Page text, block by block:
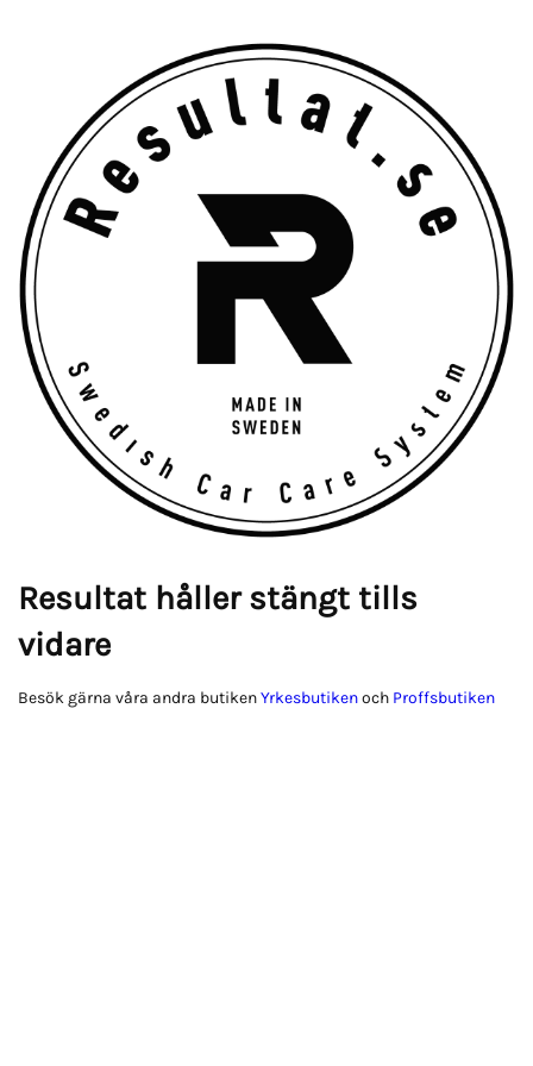
Resultat håller stängt tills
vidare
Besök gärna våra andra butikenYrkesbutikenoch Proffsbutiken